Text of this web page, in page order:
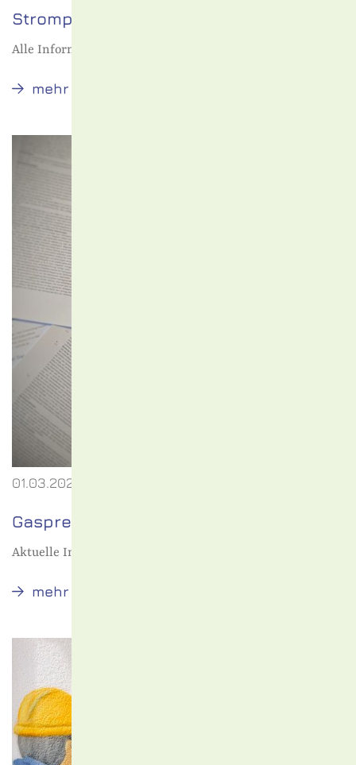
Strompreisbremse
Alle Informationen rund um die Strompreisbremse
mehrStrompreisbremse
01.03.2023
Gaspreisbremse
Aktuelle Information zur Gaspreisbremse
mehrGaspreisbremse